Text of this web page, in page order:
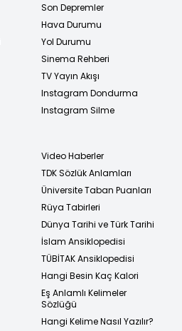
Son Depremler
Hava Durumu
Yol Durumu
Sinema Rehberi
TV Yayın Akışı
Instagram Dondurma
Instagram Silme
Video Haberler
TDK Sözlük Anlamları
Üniversite Taban Puanları
Rüya Tabirleri
Dünya Tarihi ve Türk Tarihi
İslam Ansiklopedisi
TÜBİTAK Ansiklopedisi
Hangi Besin Kaç Kalori
Eş Anlamlı Kelimeler
Sözlüğü
Hangi Kelime Nasıl Yazılır?